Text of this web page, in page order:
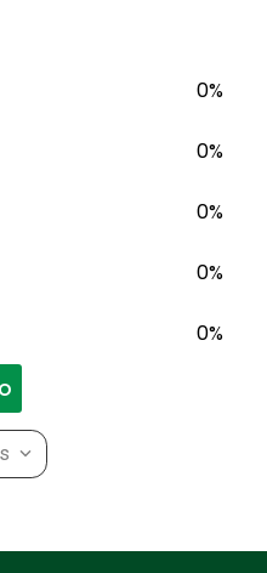
0%
0%
0%
0%
0%